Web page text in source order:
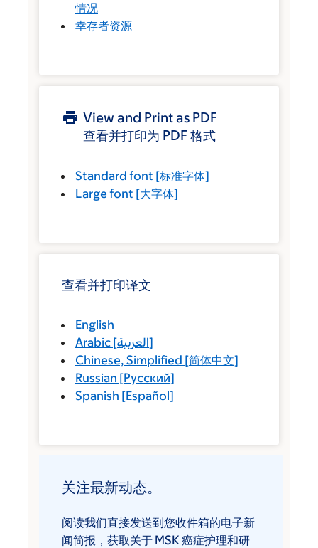
情况
幸存者资源
View and Print as PDF
查看并打印为 PDF 格式
Standard font [标准字体]
Large font [大字体]
查看并打印译文
English
Arabic [العربية]
Chinese, Simplified [简体中文]
Russian [Русский]
Spanish [Español]
关注最新动态。
阅读我们直接发送到您收件箱的电子新
闻简报，获取关于 MSK 癌症护理和研